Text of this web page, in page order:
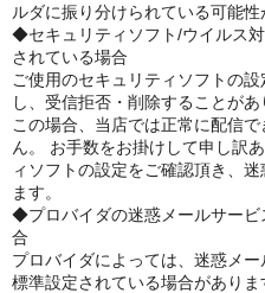
ルダに振り分けられている可能性
◆セキュリティソフト/ウイルス
されている場合
ご使用のセキュリティソフトの
し、受信拒否・削除することがあ
この場合、当店では正常に配信
ん。 お手数をお掛けして申し訳
ィソフトの設定をご確認頂き、
ます。
◆プロバイダの迷惑メールサー
合
プロバイダによっては、迷惑メ
標準設定されている場合がありま